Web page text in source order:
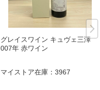
グレイスワイン キュヴェ三澤 2
007年 赤ワイン
マイストア在庫： 3967